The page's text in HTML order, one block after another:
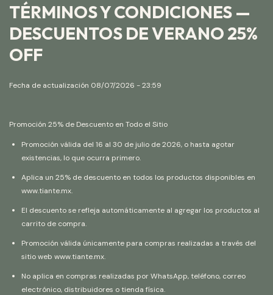
TÉRMINOS Y CONDICIONES —
DESCUENTOS DE VERANO 25%
OFF
Fecha de actualización 08/07/2026 - 23:59
Promoción 25% de Descuento en Todo el Sitio
Promoción válida del 16 al 30 de julio de 2026, o hasta agotar
existencias, lo que ocurra primero.
Aplica un 25% de descuento en todos los productos disponibles en
www.tiante.mx.
El descuento se refleja automáticamente al agregar los productos al
carrito de compra.
Promoción válida únicamente para compras realizadas a través del
sitio web www.tiante.mx.
No aplica en compras realizadas por WhatsApp, teléfono, correo
electrónico, distribuidores o tienda física.